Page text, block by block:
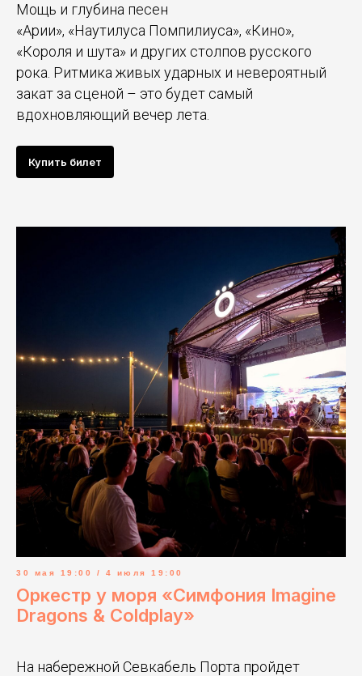
Мощь и глубина песен
«Арии», «Наутилуса Помпилиуса», «Кино»,
«Короля и шута» и других столпов русского
рока. Ритмика живых ударных и невероятный
закат за сценой – это будет самый
вдохновляющий вечер лета.
Купить билет
30 мая 19:00 / 4 июля 19:00
Оркестр у моря «Симфония Imagine
Dragons & Coldplay»
На набережной Севкабель Порта пройдет